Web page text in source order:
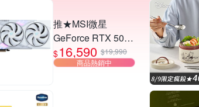
推★MSI微星
GeForce RTX 5060
Ti 8G GAMING
TRIO OC WHITE
$16,590 $19,990
商品熱銷中